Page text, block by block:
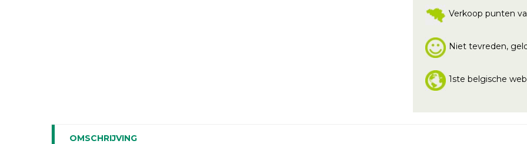
Verkoop punten
Niet tevreden,
1ste belgische
OMSCHRIJVING